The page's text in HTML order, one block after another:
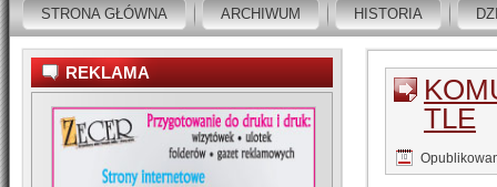
STRONA GŁÓWNA ARCHIWUM HISTORIA
REKLAMA
TLE